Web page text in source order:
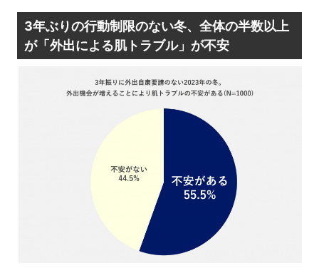
3年ぶりの行動制限のない冬、全体の半数以上
が「外出による肌トラブル」が不安